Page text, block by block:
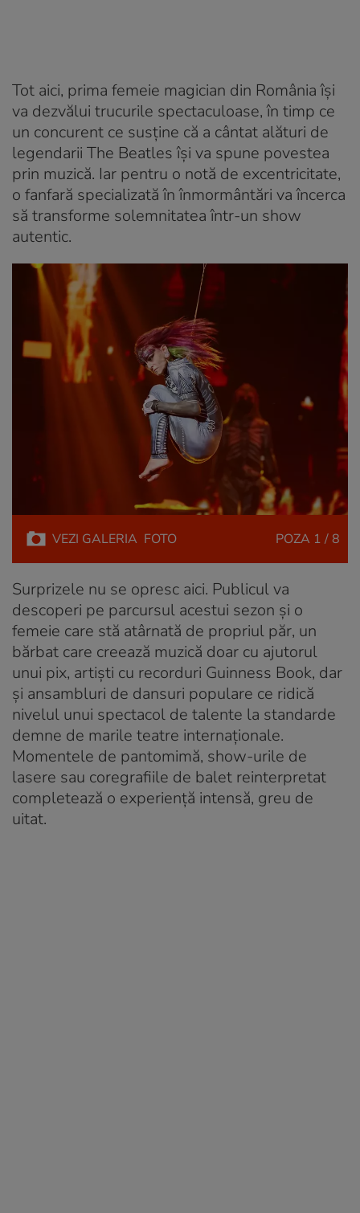
Tot aici, prima femeie magician din România își
va dezvălui trucurile spectaculoase, în timp ce
un concurent ce susține că a cântat alături de
legendarii The Beatles își va spune povestea
prin muzică. Iar pentru o notă de excentricitate,
o fanfară specializată în înmormântări va încerca
să transforme solemnitatea într-un show
autentic.
VEZI GALERIA FOTO POZA 1 / 8
Surprizele nu se opresc aici. Publicul va
descoperi pe parcursul acestui sezon și o
femeie care stă atârnată de propriul păr, un
bărbat care creează muzică doar cu ajutorul
unui pix, artiști cu recorduri Guinness Book, dar
și ansambluri de dansuri populare ce ridică
nivelul unui spectacol de talente la standarde
demne de marile teatre internaționale.
Momentele de pantomimă, show-urile de
lasere sau coregrafiile de balet reinterpretat
completează o experiență intensă, greu de
uitat.